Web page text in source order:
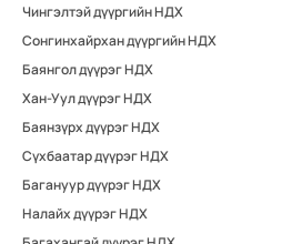
Чингэлтэй дүүргийн НДХ
Сонгинхайрхан дүүргийн НДХ
Баянгол дүүрэг НДХ
Хан-Уул дүүрэг НДХ
Баянзүрх дүүрэг НДХ
Сүхбаатар дүүрэг НДХ
Багануур дүүрэг НДХ
Налайх дүүрэг НДХ